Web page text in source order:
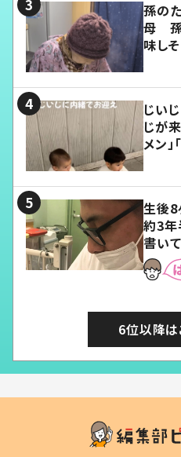
孫の
母 孫
味しそ
じい
じが
メン」
生後8
約3年
書い
6位以降は